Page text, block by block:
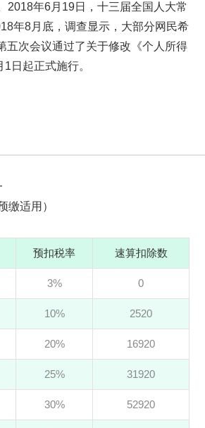
2018年6月19日，十三届全国人大常
年8月底，调查显示，大部分网民希
五次会议通过了关于修改《个人所得
日起正式施行。
缴适用）
预扣税率 速算扣除数
3% 0
10% 2520
20% 16920
25% 31920
30% 52920